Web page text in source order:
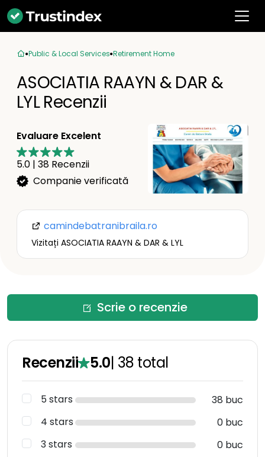
Public & Local Services Retirement Home
ASOCIATIA RAAYN & DAR &
LYL Recenzii
Evaluare Excelent
5.0 | 38 Recenzii
Companie verificată
camindebatranibraila.ro
Vizitați ASOCIATIA RAAYN & DAR & LYL
Scrie o recenzie
Recenzii 5.0| 38 total
5 stars
38 buc
4 stars
0 buc
3 stars
0 buc